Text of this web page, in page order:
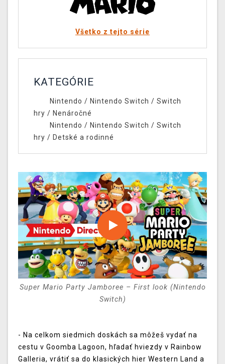
Všetko z tejto série
KATEGÓRIE
Nintendo / Nintendo Switch / Switch
hry / Nenáročné
Nintendo / Nintendo Switch / Switch
hry / Detské a rodinné
Super Mario Party Jamboree – First look (Nintendo
Switch)
- Na celkom siedmich doskách sa môžeš vydať na
cestu v Goomba Lagoon, hľadať hviezdy v Rainbow
Galleria, vrátiť sa do klasických hier Western Land a